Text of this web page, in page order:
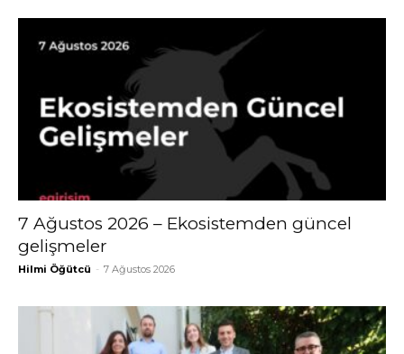
7 Ağustos 2026 – Ekosistemden güncel
gelişmeler
Hilmi Öğütcü - 7 Ağustos 2026